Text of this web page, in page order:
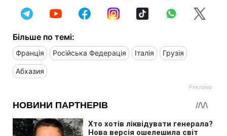
Більше по темі:
Франція Російська Федерація Італія Грузія
Абхазия